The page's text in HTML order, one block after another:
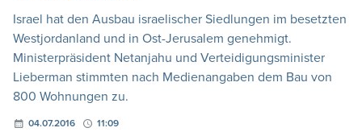
Israel hat den Ausbau israelischer Siedlungen im besetzten
Westjordanland und in Ost-Jerusalem genehmigt.
Ministerpräsident Netanjahu und Verteidigungsminister
Lieberman stimmten nach Medienangaben dem Bau von
800 Wohnungen zu.
04.07.2016 11:09